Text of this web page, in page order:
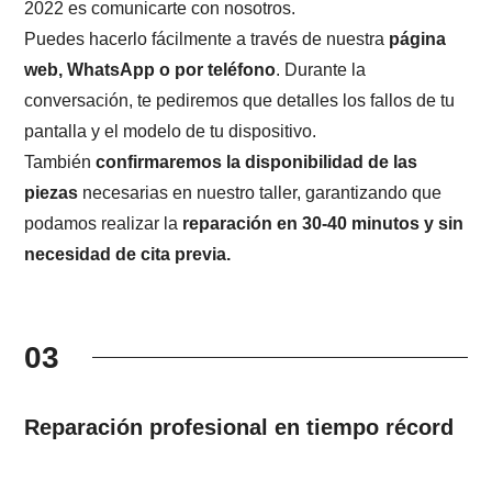
2022 es comunicarte con nosotros.
Puedes hacerlo fácilmente a través de nuestra página
web, WhatsApp o por teléfono. Durante la
conversación, te pediremos que detalles los fallos de tu
pantalla y el modelo de tu dispositivo.
Tambiénconfirmaremos la disponibilidad de las
piezas necesarias en nuestro taller, garantizando que
podamos realizar la reparación en 30-40 minutos y sin
necesidad de cita previa.
03
Reparación profesional en tiempo récord